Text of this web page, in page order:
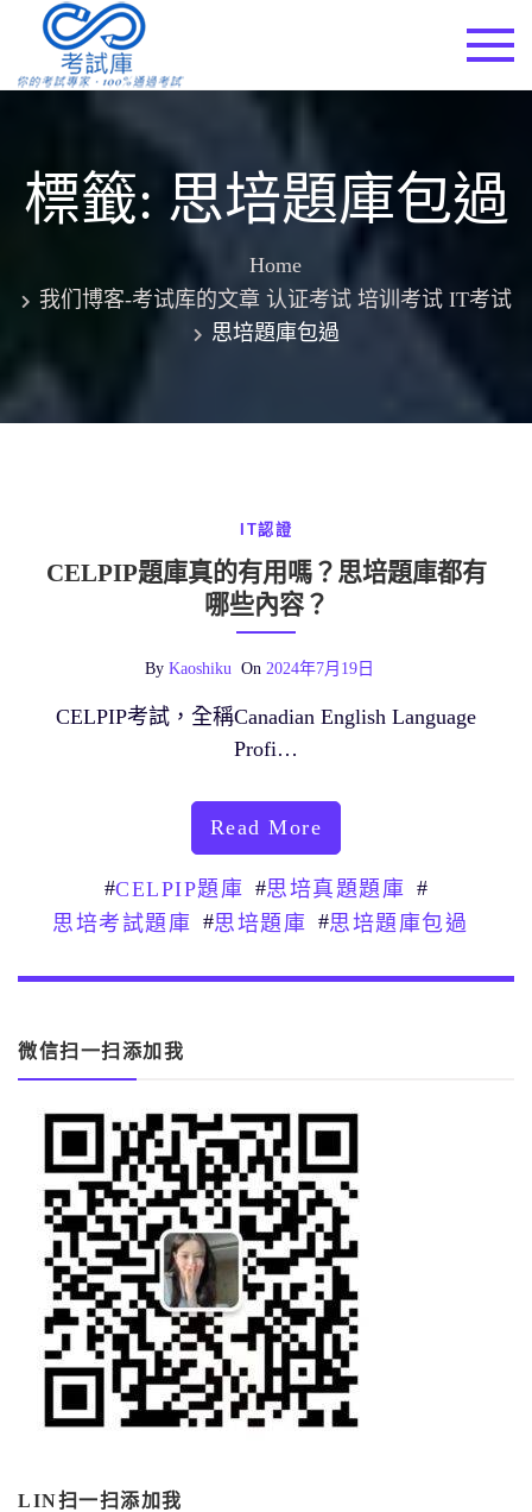
content
標籤: 思培題庫包過
Home
我们博客-考试库的文章 认证考试 培训考试 IT考试
思培題庫包過
IT認證
CELPIP題庫真的有用嗎？思培題庫都有
哪些內容？
By Kaoshiku On 2024年7月19日
CELPIP考試，全稱Canadian English Language
Profi…
Read More
#CELPIP題庫 #思培真題題庫 #
思培考試題庫 #思培題庫 #思培題庫包過
微信扫一扫添加我
LIN扫一扫添加我